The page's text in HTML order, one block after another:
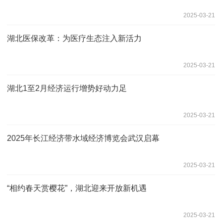
2025-03-21
湖北医保改革：为医疗生态注入新活力
2025-03-21
湖北1至2月经济运行增势好动力足
2025-03-21
2025年长江经济带水域经济博览会武汉启幕
2025-03-21
“相约春天赏樱花”，湖北迎来开放新机遇
2025-03-21